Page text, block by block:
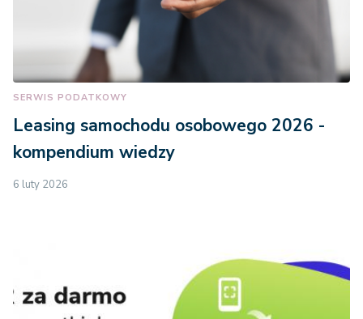
SERWIS PODATKOWY
Leasing samochodu osobowego 2026 -
kompendium wiedzy
6 luty 2026